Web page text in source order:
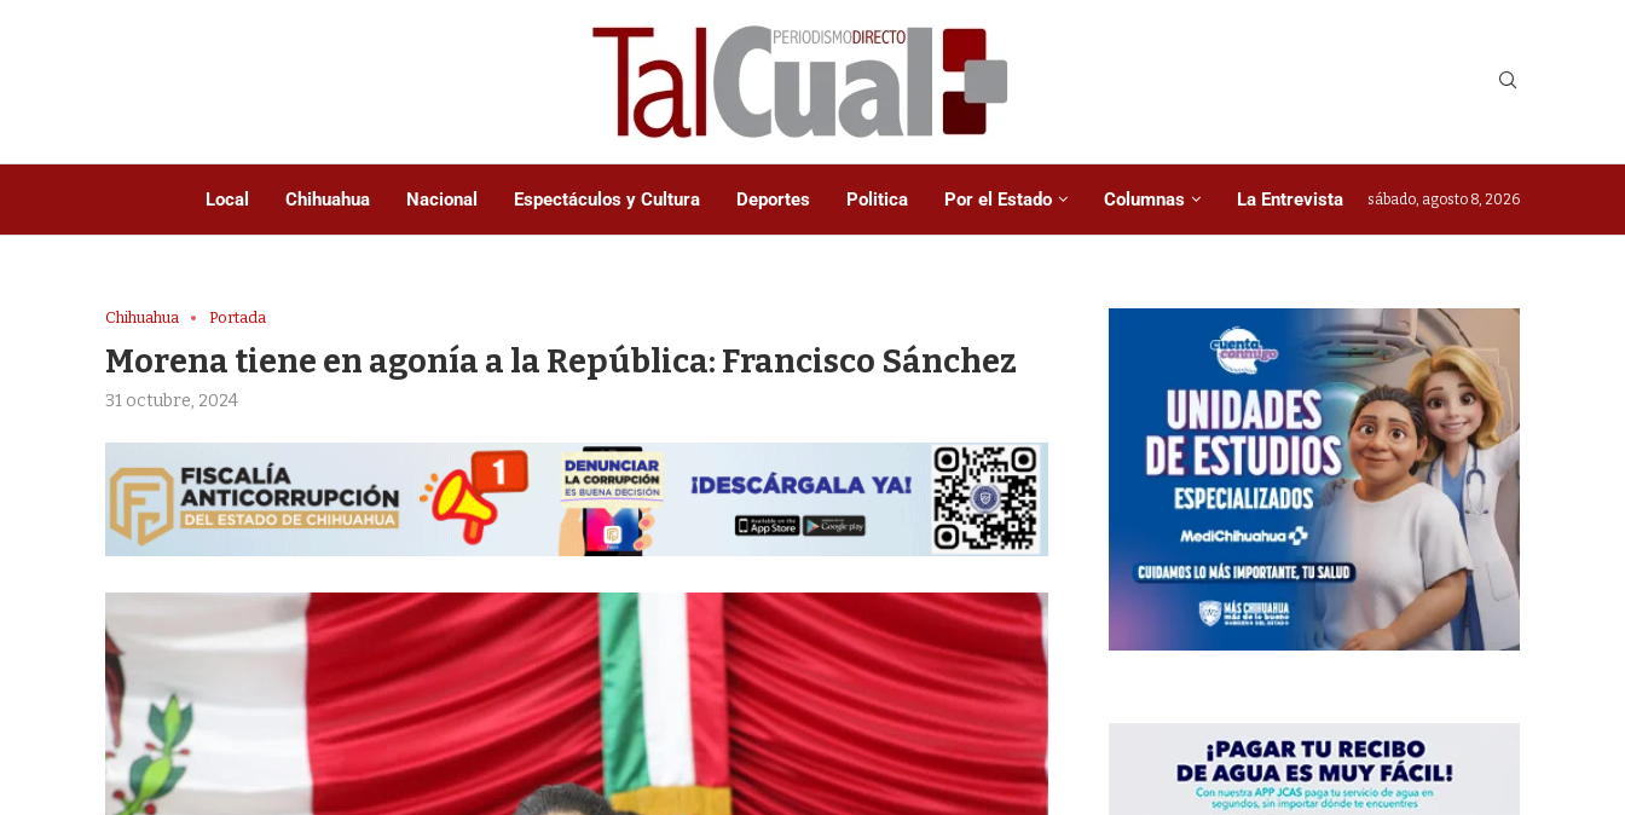
Local Chihuahua Nacional Espectáculos y Cultura Deportes Politica Por el Estado Columnas La Entrevista sábado, agosto 8, 2026
Chihuahua Portada
Morena tiene en agonía a la República: Francisco Sánchez
31 octubre, 2024